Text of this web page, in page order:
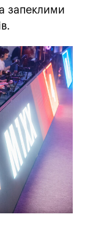
запеклими